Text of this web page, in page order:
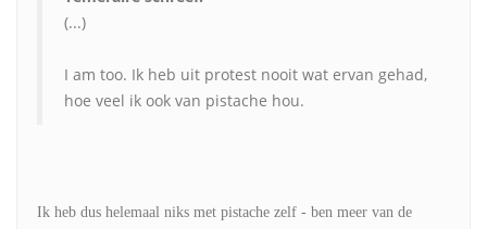
(...)
I am too. Ik heb uit protest nooit wat ervan gehad,
hoe veel ik ook van pistache hou.
Ik heb dus helemaal niks met pistache zelf - ben meer van de